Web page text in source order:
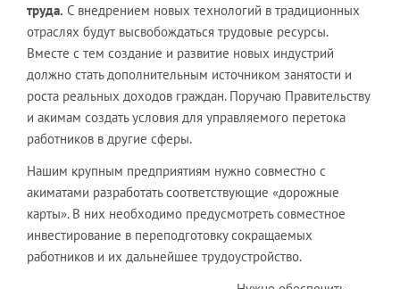
труда. С внедрением новых технологий в традиционных
отраслях будут высвобождаться трудовые ресурсы.
Вместе с тем создание и развитие новых индустрий
должно стать дополнительным источником занятости и
роста реальных доходов граждан. Поручаю Правительству
и акимам создать условия для управляемого перетока
работников в другие сферы.
Нашим крупным предприятиям нужно совместно с
акиматами разработать соответствующие «дорожные
карты». В них необходимо предусмотреть совместное
инвестирование в переподготовку сокращаемых
работников и их дальнейшее трудоустройство.